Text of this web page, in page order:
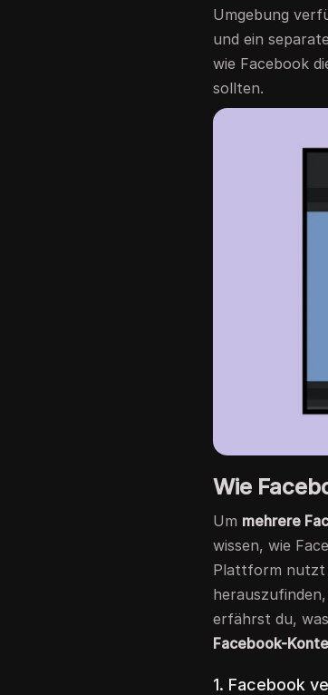
Umgebung
und ein
wie Facebook
sollten.
Wie
Um mehrere
wissen, wie
Plattform nutzt
erfährst du,
Facebook-
1. Facebook